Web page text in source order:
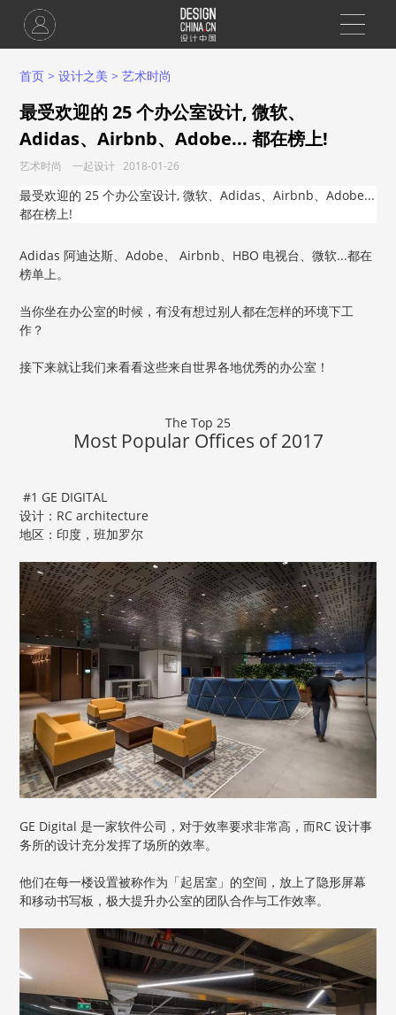
首页 >设计之美 >艺术时尚
最受欢迎的 25 个办公室设计, 微软、
Adidas、Airbnb、Adobe... 都在榜上!
艺术时尚 一起设计 2018-01-26
最受欢迎的 25 个办公室设计, 微软、Adidas、Airbnb、Adobe...
都在榜上!
Adidas 阿迪达斯、Adobe、 Airbnb、HBO 电视台、微软...都在
榜单上。
当你坐在办公室的时候，有没有想过别人都在怎样的环境下工
作？
接下来就让我们来看看这些来自世界各地优秀的办公室！
The Top 25
Most Popular Offices of 2017
#1 GE DIGITAL
设计：RC architecture
地区：印度，班加罗尔
GE Digital 是一家软件公司，对于效率要求非常高，而RC 设计事
务所的设计充分发挥了场所的效率。
他们在每一楼设置被称作为「起居室」的空间，放上了隐形屏幕
和移动书写板，极大提升办公室的团队合作与工作效率。